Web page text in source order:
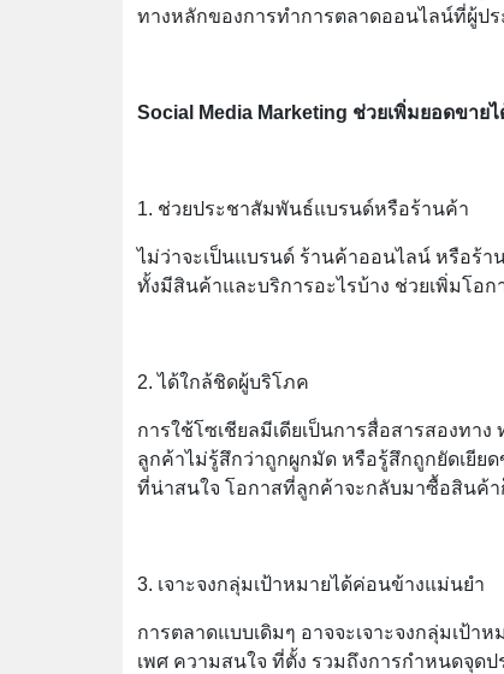
ทางหลักของการทำการตลาดออนไลน์ที่ผู้ป
Social Media Marketing ช่วยเพิ่มยอดขายไ
1. ช่วยประชาสัมพันธ์แบรนด์หรือร้านค้า
ไม่ว่าจะเป็นแบรนด์ ร้านค้าออนไลน์ หรือร้
ทั้งมีสินค้าและบริการอะไรบ้าง ช่วยเพิ่มโอ
2. ได้ใกล้ชิดผู้บริโภค
การใช้โซเชียลมีเดียเป็นการสื่อสารสองทา
ลูกค้าไม่รู้สึกว่าถูกผูกมัด หรือรู้สึกถูกยัดเยีย
ที่น่าสนใจ โอกาสที่ลูกค้าจะกลับมาซื้อสินค้
3. เจาะจงกลุ่มเป้าหมายได้ค่อนข้างแม่นยำ
การตลาดแบบเดิมๆ อาจจะเจาะจงกลุ่มเป้า
เพศ ความสนใจ ที่ตั้ง รวมถึงการกำหนดจุด